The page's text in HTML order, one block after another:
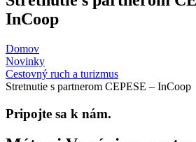
InCoop
Domov
Novinky
Cestovný ruch a turizmus​
Stretnutie s partnerom CEPESE – InCoop
Pripojte sa k nám.